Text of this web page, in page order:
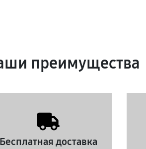
преимущества
Бесплатная доставка